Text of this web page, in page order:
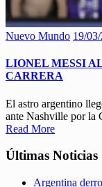
Nuevo Mundo 19/
LIONEL MESSI
CARRERA
El astro argentino
ante Nashville por la
Read More
Últimas Noticias
Argentina